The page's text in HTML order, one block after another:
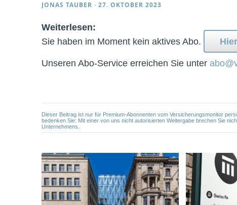
JONAS TAUBER · 27. OKTOBER 2023
Weiterlesen:
Sie haben im Moment kein aktives Abo.
Hier
Unseren Abo-Service erreichen Sie unter
Dieser Beitrag ist nur für Premium-Abonnenten vom Versicherungsmonitor
bedenken Sie: Mit einer von uns nicht autorisierten Weitergabe brechen Sie
Unternehmens.